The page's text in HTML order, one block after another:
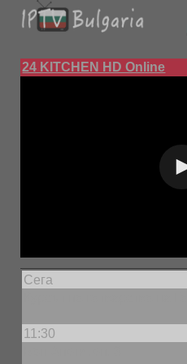
24 KITCHEN HD Online
Сега
11:30